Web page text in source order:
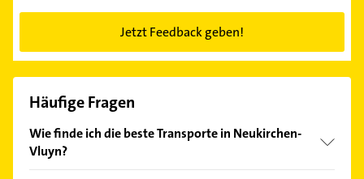
Jetzt Feedback geben!
Häufige Fragen
Wie finde ich die beste Transporte in Neukirchen-
Vluyn?